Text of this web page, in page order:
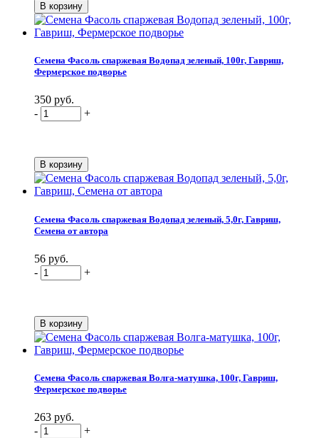
Семена Фасоль спаржевая Водопад зеленый, 100г, Гавриш,
Фермерское подворье
350 руб.
-
+
Семена Фасоль спаржевая Водопад зеленый, 5,0г, Гавриш,
Семена от автора
56 руб.
-
+
Семена Фасоль спаржевая Волга-матушка, 100г, Гавриш,
Фермерское подворье
263 руб.
-
+